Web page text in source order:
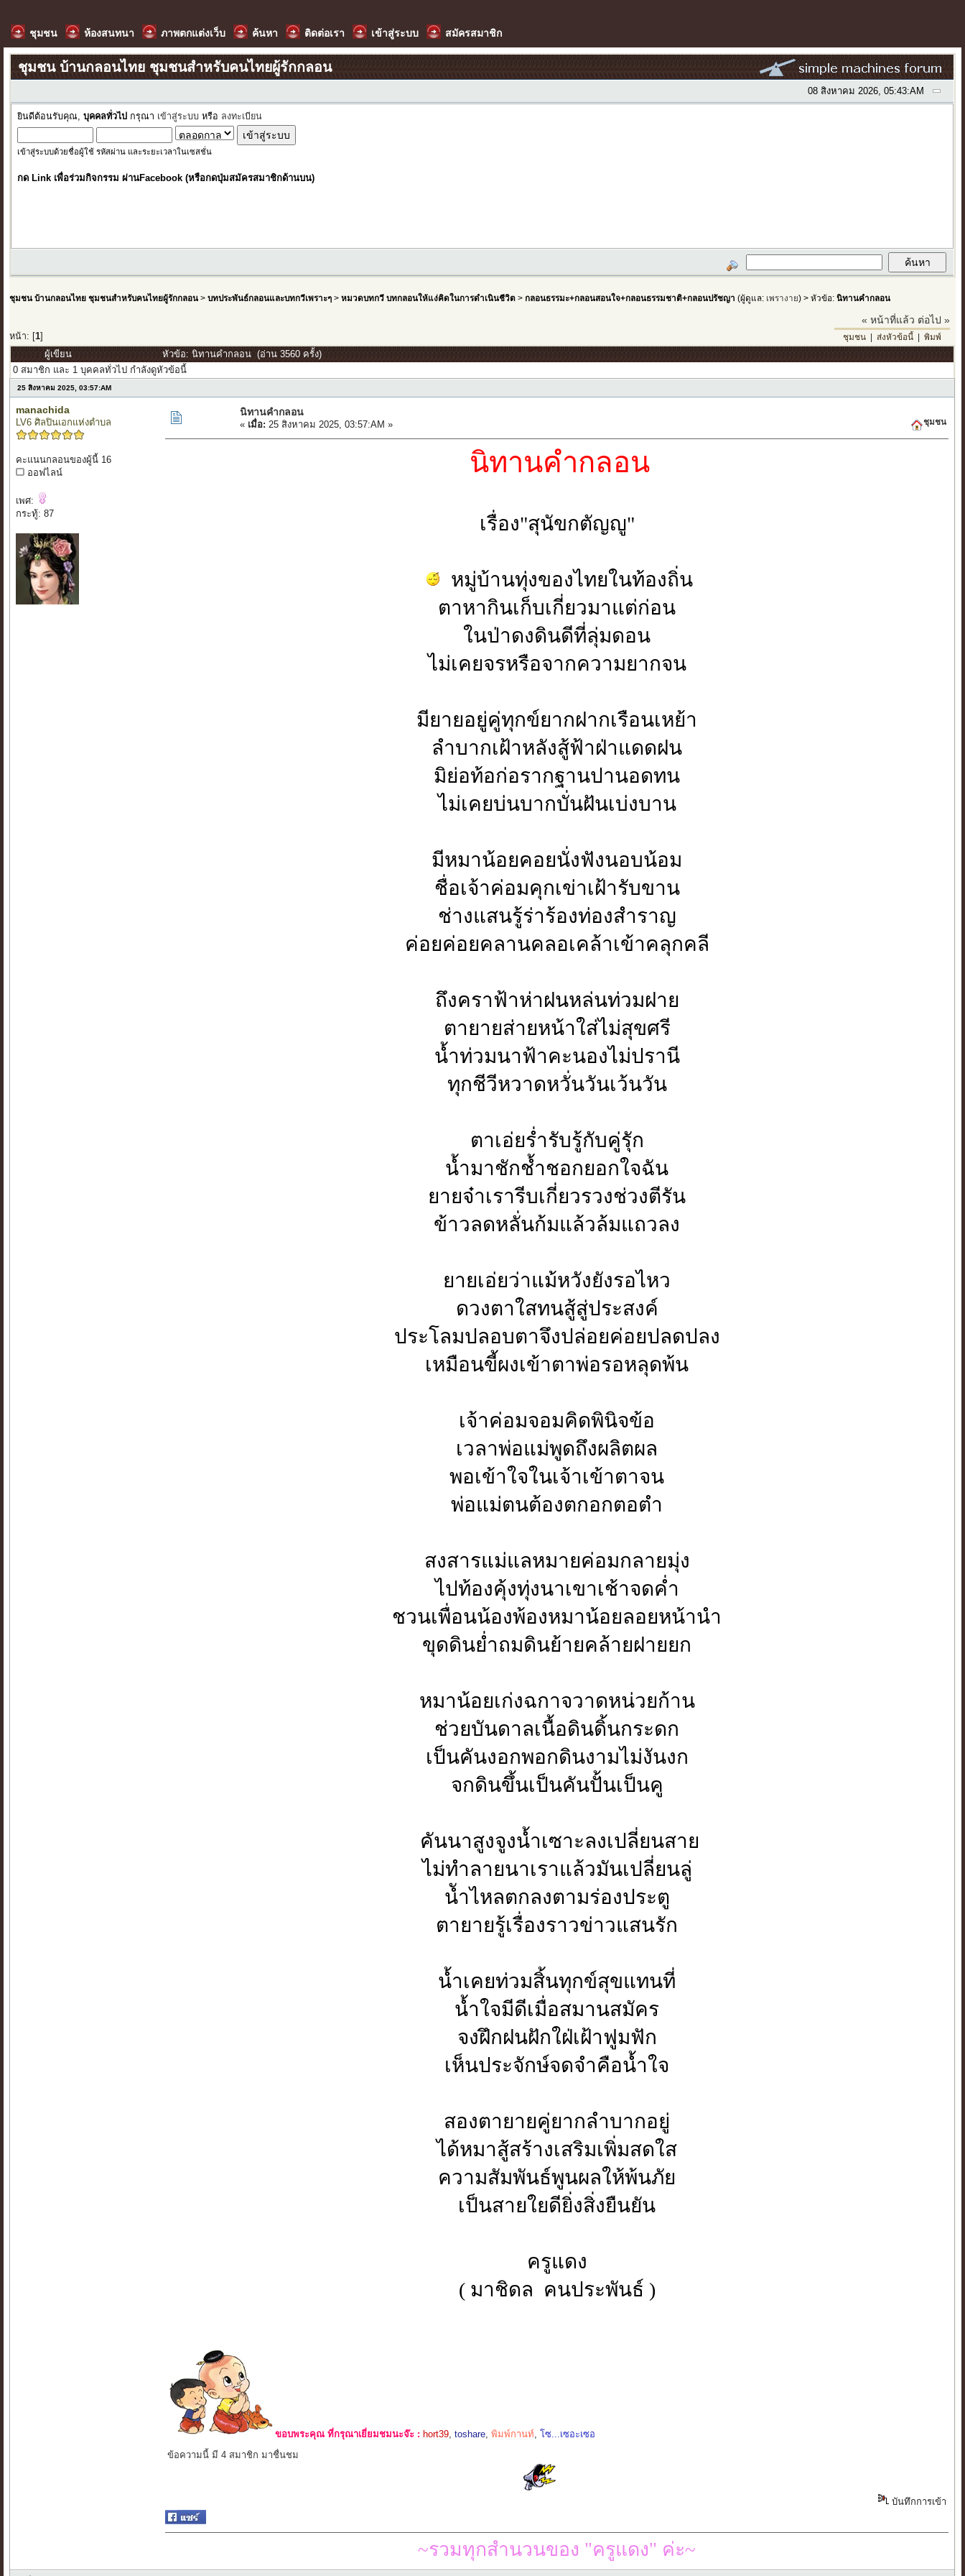
ชุมชน ห้องสนทนา ภาพตกแต่งเว็บ ค้นหา ติดต่อเรา เข้าสู่ระบบ สมัครสมาชิก
ชุมชน บ้านกลอนไทย ชุมชนสำหรับคนไทยผู้รักกลอน
08 สิงหาคม 2026, 05:43:AM
ยินดีต้อนรับคุณ,บุคคลทั่วไป กรุณา เข้าสู่ระบบ หรือ ลงทะเบียน
เข้าสู่ระบบด้วยชื่อผู้ใช้ รหัสผ่าน และระยะเวลาในเซสชั่น
กด Link เพื่อร่วมกิจกรรม ผ่านFacebook (หรือกดปุ่มสมัครสมาชิกด้านบน)
ชุมชน บ้านกลอนไทย ชุมชนสำหรับคนไทยผู้รักกลอน >บทประพันธ์กลอนและบทกวีเพราะๆ >หมวดบทกวี บทกลอนให้แง่คิดในการดำเนินชีวิต >กลอนธรรมะ+กลอนสอนใจ+กลอนธรรมชาติ+กลอนปรัชญา (ผู้ดูแล: เพรางาย) > หัวข้อ:นิทานคำกลอน
หน้า: [1
« หน้าที่แล้ว ต่อไป »
ชุมชน| ส่งหัวข้อนี้| พิมพ์
ผู้เขียน
หัวข้อ: นิทานคำกลอน (อ่าน 3560 ครั้ง)
0 สมาชิก และ 1 บุคคลทั่วไป กำลังดูหัวข้อนี้
25 สิงหาคม 2025, 03:57:AM
manachida
LV6 ศิลปินเอกแห่งตำบล
คะแนนกลอนของผู้นี้ 16
ออฟไลน์
เพศ:
กระทู้: 87
นิทานคำกลอน
« เมื่อ: 25 สิงหาคม 2025, 03:57:AM » ชุมชน
นิทานคำกลอน
เรื่อง"สุนัขกตัญญู"
หมู่บ้านทุ่งของไทยในท้องถิ่น
ตาหากินเก็บเกี่ยวมาแต่ก่อน
ในป่าดงดินดีที่ลุ่มดอน
ไม่เคยจรหรือจากความยากจน
มียายอยู่คู่ทุกข์ยากฝากเรือนเหย้า
ลำบากเฝ้าหลังสู้ฟ้าฝ่าแดดฝน
มิย่อท้อก่อรากฐานปานอดทน
ไม่เคยบ่นบากบั่นฝันเบ่งบาน
มีหมาน้อยคอยนั่งฟังนอบน้อม
ชื่อเจ้าค่อมคุกเข่าเฝ้ารับขาน
ช่างแสนรู้ร่าร้องท่องสำราญ
ค่อยค่อยคลานคลอเคล้าเข้าคลุกคลี
ถึงคราฟ้าห่าฝนหล่นท่วมฝาย
ตายายส่ายหน้าใส่ไม่สุขศรี
น้ำท่วมนาฟ้าคะนองไม่ปรานี
ทุกชีวีหวาดหวั่นวันเว้นวัน
ตาเอ่ยร่ำรับรู้กับคู่รุัก
น้ำมาชักช้ำชอกยอกใจฉัน
ยายจ๋าเรารีบเกี่ยวรวงช่วงตีรัน
ข้าวลดหลั่นก้มแล้วล้มแถวลง
ยายเอ่ยว่าแม้หวังยังรอไหว
ดวงตาใสทนสู้สู่ประสงค์
ประโลมปลอบตาจึงปล่อยค่อยปลดปลง
เหมือนขี้ผงเข้าตาพ่อรอหลุดพ้น
เจ้าค่อมจอมคิดพินิจข้อ
เวลาพ่อแม่พูดถึงผลิตผล
พอเข้าใจในเจ้าเข้าตาจน
พ่อแม่ตนต้องตกอกตอตำ
สงสารแม่แลหมายค่อมกลายมุ่ง
ไปท้องคุ้งทุ่งนาเขาเช้าจดค่ำ
ชวนเพื่อนน้องพ้องหมาน้อยลอยหน้านำ
ขุดดินย่ำถมดินย้ายคล้ายฝายยก
หมาน้อยเก่งฉกาจวาดหน่วยก้าน
ช่วยบันดาลเนื้อดินดิ้นกระดก
เป็นคันงอกพอกดินงามไม่งันงก
จกดินขึ้นเป็นคันปั้นเป็นคู
คันนาสูงจูงน้ำเซาะลงเปลี่ยนสาย
ไม่ทำลายนาเราแล้วมันเปลี่ยนลู่
นัำไหลตกลงตามร่องประตู
ตายายรู้เรื่องราวข่าวแสนรัก
น้ำเคยท่วมสิ้นทุกข์สุขแทนที่
น้ำใจมีดีเมื่อสมานสมัคร
จงฝึกฝนฝักใฝ่เฝ้าฟูมฟัก
เห็นประจักษ์จดจำคือน้ำใจ
สองตายายคู่ยากลำบากอยู่
ได้หมาสู้สร้างเสริมเพิ่มสดใส
ความสัมพันธ์พูนผลให้พ้นภัย
เป็นสายใยดียิ่งสิ่งยืนยัน
ครูแดง
( มาชิดล คนประพันธ์ )
ขอบพระคุณ ที่กรุณาเยี่ยมชมนะจ๊ะ : hort39,toshare,พิมพ์กานท์,โซ...เซอะเซอ
ข้อความนี้ มี 4 สมาชิก มาชื่นชม
บันทึกการเข้า
~รวมทุกสำนวนของ "ครูแดง" ค่ะ~